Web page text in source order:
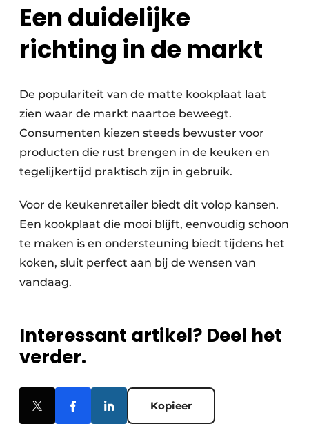
Een duidelijke
richting in de markt
De populariteit van de matte kookplaat laat
zien waar de markt naartoe beweegt.
Consumenten kiezen steeds bewuster voor
producten die rust brengen in de keuken en
tegelijkertijd praktisch zijn in gebruik.
Voor de keukenretailer biedt dit volop kansen.
Een kookplaat die mooi blijft, eenvoudig schoon
te maken is en ondersteuning biedt tijdens het
koken, sluit perfect aan bij de wensen van
vandaag.
Interessant artikel? Deel het
verder.
Kopieer